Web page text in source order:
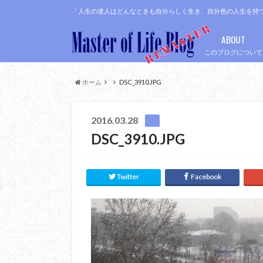
「人生の達人はどんなときも自分らしく生き、自分色の人生を持
このブログについて
ABOUT
ホーム DSC_3910.JPG
2016.03.28
DSC_3910.JPG
Twitter Facebook